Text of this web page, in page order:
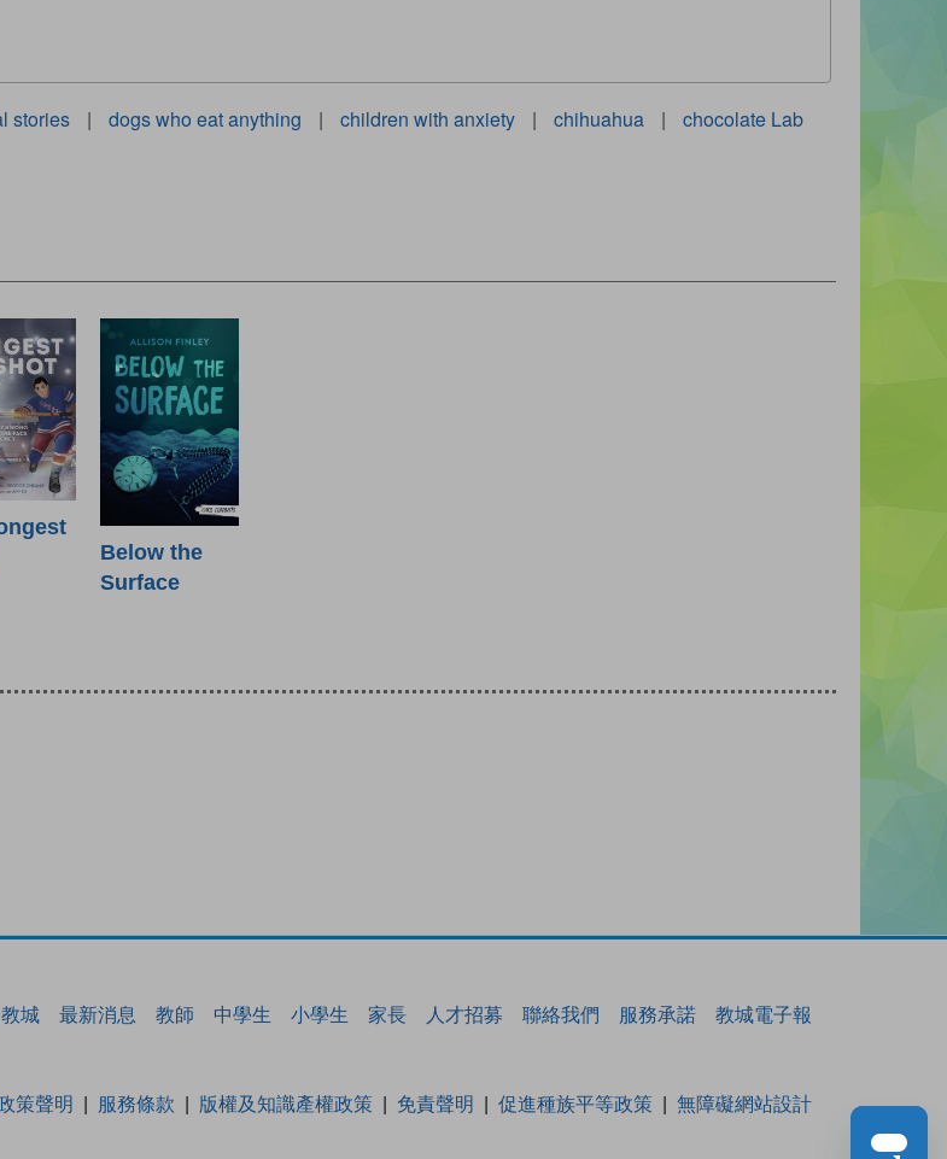
stories | dogs who eat anything | children with anxiety | chihuahua |
chocolate Lab
Below the
Surface
城 最新消息 教師 中學生 小學生 家長 人才招募 聯絡我們 服務承諾 教城電子報
策聲明 服務條款 版權及知識產權政策 免責聲明 促進種族平等政策 無障礙網站設計